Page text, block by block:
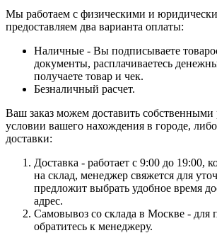
Мы работаем с физическими и
предоставляем два варианта оплаты:
Наличные - Вы подписываете
документы, расплачиваетесь
получаете товар и чек.
Безналичный расчет.
Ваш заказ можем доставить собственными
условии вашего нахождения в городе,
доставки:
Доставка - работает с 9:00 до 19:00,
на склад, менеджер свяжется для
предложит выбрать удобное время
адрес.
Самовывоз со склада в Москве - для
обратитесь к менеджеру.